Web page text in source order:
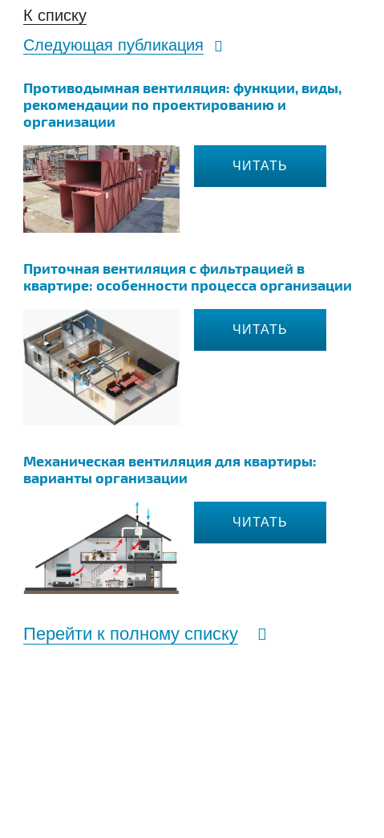
К списку
Следующая публикация
Противодымная вентиляция: функции, виды,
рекомендации по проектированию и
организации
ЧИТАТЬ
Приточная вентиляция с фильтрацией в
квартире: особенности процесса организации
ЧИТАТЬ
Механическая вентиляция для квартиры:
варианты организации
ЧИТАТЬ
Перейти к полному списку